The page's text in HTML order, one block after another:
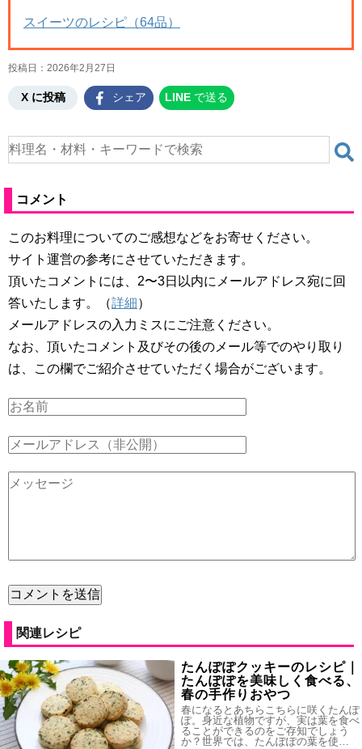
スイーツのレシピ（64品）
投稿日： 2026年2月27日
X に投稿 シェア LINE で送る
コメント
このお料理についてのご感想などをお寄せください。
サイト運営の参考にさせていただきます。
頂いたコメントには、2〜3日以内にメールアドレス宛に回
答いたします。（詳細）
メールアドレスの入力ミスにご注意ください。
なお、頂いたコメント及びその後のメール等でのやり取り
は、この欄でご紹介させていただく場合がございます。
関連レシピ
たんぽぽクッキーのレシピ｜
たんぽぽを美味しく食べる、
春の手作りおやつ
春になるとあちらこちらに咲くたんぽ
ぽ。身近な植物ですが、実は葉を食べ
ることができるのをご存知でしょう
か？世界では、たんぽぽの葉を使…